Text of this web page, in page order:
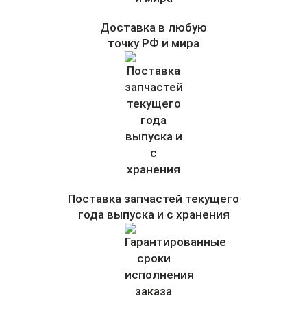
Доставка в любую
точку РФ и мира
Поставка запчастей текущего
года выпуска и с хранения